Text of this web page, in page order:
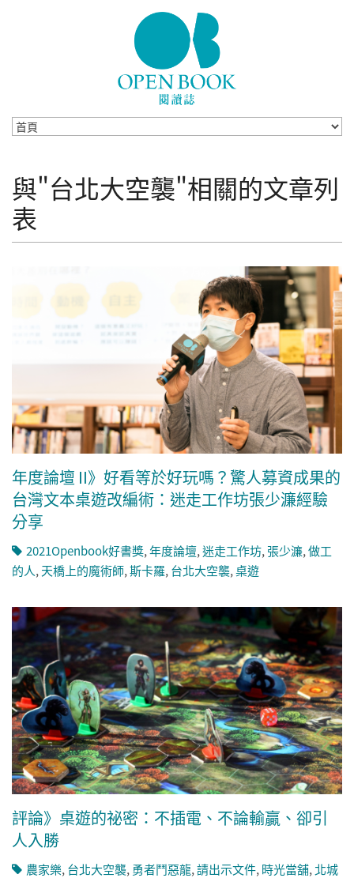
與"台北大空襲"相關的文章列
表
年度論壇 II》好看等於好玩嗎？驚人募資成果的
台灣文本桌遊改編術：迷走工作坊張少濂經驗
分享
2021Openbook好書獎,年度論壇,迷走工作坊,張少濂,做工
的人,天橋上的魔術師,斯卡羅,台北大空襲,桌遊
評論》桌遊的祕密：不插電、不論輸贏、卻引
人入勝
農家樂, 台北大空襲, 勇者鬥惡龍,請出示文件, 時光當舖, 北城